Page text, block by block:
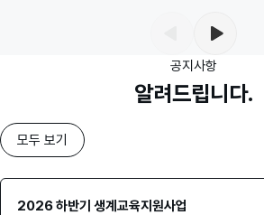
공지사항
알려드립니다.
모두 보기
2026 하반기 생계교육지원사업